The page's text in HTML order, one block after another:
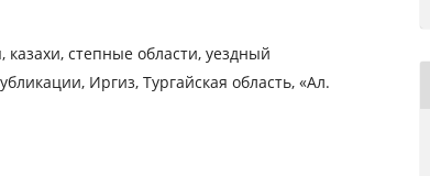
степные области, уездный
Иргиз, Тургайская область, «Ал.